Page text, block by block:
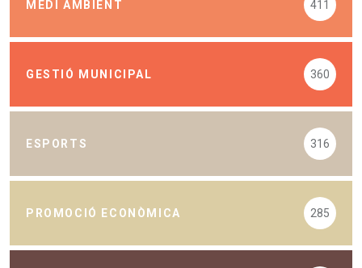
MEDI AMBIENT 411
GESTIÓ MUNICIPAL 360
ESPORTS 316
PROMOCIÓ ECONÒMICA 285